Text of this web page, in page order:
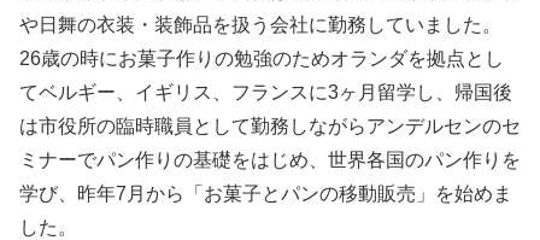
や日舞の衣装・装飾品を扱う会社に勤務していました。
26歳の時にお菓子作りの勉強のためオランダを拠点とし
てベルギー、イギリス、フランスに3ヶ月留学し、帰国後
は市役所の臨時職員として勤務しながらアンデルセンのセ
ミナーでパン作りの基礎をはじめ、世界各国のパン作りを
学び、昨年7月から「お菓子とパンの移動販売」を始めま
した。